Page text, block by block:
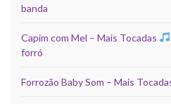
banda
Capim com Mel – Mais Tocadas
forró
Forrozão Baby Som – Mais